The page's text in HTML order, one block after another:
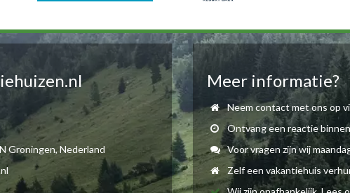
Groningen, Nederland
Meer informatie?
Neem contact met ons op
Ontvang een reactie
Voor vragen zijn wij
Zelf een vakantiehuis